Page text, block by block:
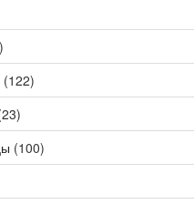
(122)
(100)